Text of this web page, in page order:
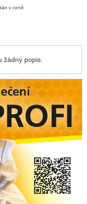
v ceně
žádný popis.